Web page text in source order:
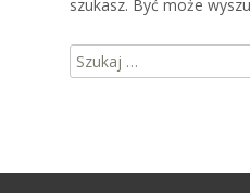
szukasz. Być może
Szukaj: